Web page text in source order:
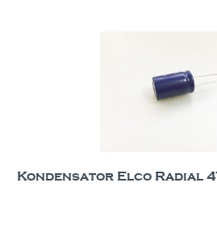
Kondensator Elco Radial